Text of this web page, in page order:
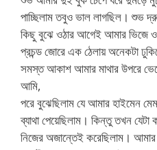
পাচ্ছিলাম তবুও ভাল লাগছিল। শুভ
কিছু বুঝে ওঠার আগেই আমার ভিজে
প্রচন্ড জোরে এক ঠেলায় অনেকটা
সমস্ত আকাশ আমার মাথার উপরে
আমি,
পরে বুঝেছিলাম যে আমার হাইমেন
ব্যাথা পেয়েছিলাম। কিন্তু তখন যেটা
নিজের অজান্তেই করেছিলাম।